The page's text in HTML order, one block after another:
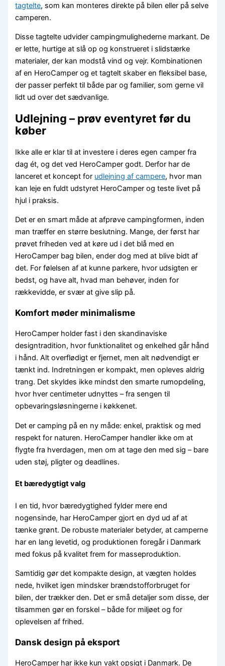
tagtelte, som kan monteres direkte på bilen eller på selve
camperen.
Disse tagtelte udvider campingmulighederne markant. De
er lette, hurtige at slå op og konstrueret i slidstærke
materialer, der kan modstå vind og vejr. Kombinationen
af en HeroCamper og et tagtelt skaber en fleksibel base,
der passer perfekt til både par og familier, som gerne vil
lidt ud over det sædvanlige.
Udlejning – prøv eventyret før du
køber
Ikke alle er klar til at investere i deres egen camper fra
dag ét, og det ved HeroCamper godt. Derfor har de
lanceret et koncept for udlejning af campere, hvor man
kan leje en fuldt udstyret HeroCamper og teste livet på
hjul i praksis.
Det er en smart måde at afprøve campingformen, inden
man træffer en større beslutning. Mange, der først har
prøvet friheden ved at køre ud i det blå med en
HeroCamper bag bilen, ender dog med at blive bidt af
det. For følelsen af at kunne parkere, hvor udsigten er
bedst, og have alt, hvad man behøver, inden for
rækkevidde, er svær at give slip på.
Komfort møder minimalisme
HeroCamper holder fast i den skandinaviske
designtradition, hvor funktionalitet og enkelhed går hånd
i hånd. Alt overflødigt er fjernet, men alt nødvendigt er
tænkt ind. Indretningen er kompakt, men opleves aldrig
trang. Det skyldes ikke mindst den smarte rumopdeling,
hvor hver centimeter udnyttes – fra sengen til
opbevaringsløsningerne i køkkenet.
Det er camping på en ny måde: enkel, praktisk og med
respekt for naturen. HeroCamper handler ikke om at
flygte fra hverdagen, men om at tage den med sig – bare
uden støj, pligter og deadlines.
Et bæredygtigt valg
I en tid, hvor bæredygtighed fylder mere end
nogensinde, har HeroCamper gjort en dyd ud af at
tænke grønt. De robuste materialer betyder, at camperne
har en lang levetid, og produktionen foregår i Danmark
med fokus på kvalitet frem for masseproduktion.
Samtidig gør det kompakte design, at vægten holdes
nede, hvilket igen mindsker brændstofforbruget for
bilen, der trækker den. Det er små detaljer som disse, der
tilsammen gør en forskel – både for miljøet og for
oplevelsen af frihed.
Dansk design på eksport
HeroCamper har ikke kun vakt opsigt i Danmark. De